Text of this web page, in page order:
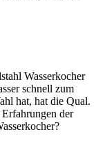
Wasserkocher
schnell zum
hat, hat die Qual.
der